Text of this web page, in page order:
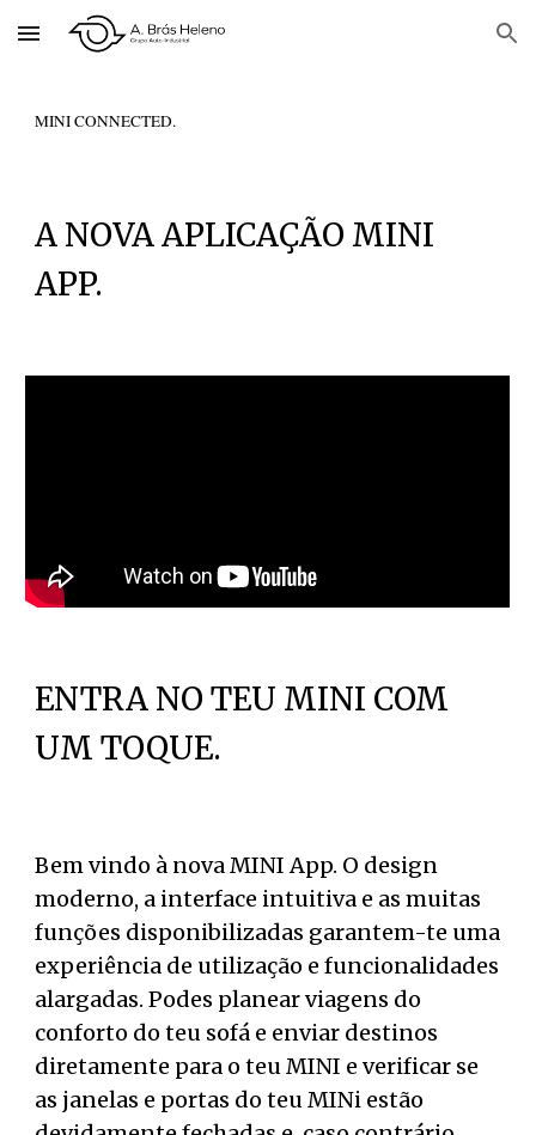
Skip to main content Skip to navigation
MINI CONNECTED.
A NOVA APLICAÇÃO MINI
APP.
ENTRA NO TEU MINI COM
UM TOQUE.
Bem vindo à nova MINI App. O design
moderno, a interface intuitiva e as muitas
funções disponibilizadas garantem-te uma
experiência de utilização e funcionalidades
alargadas. Podes planear viagens do
conforto do teu sofá e enviar destinos
diretamente para o teu MINI e verificar se
as janelas e portas do teu MINi estão